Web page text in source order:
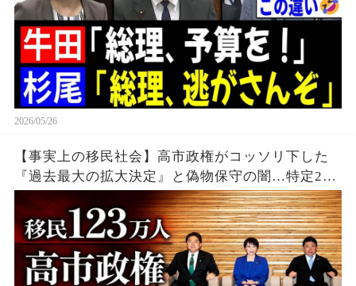
2026/05/26
【事実上の移民社会】高市政権がコッソリ下した
『過去最大の拡大決定』と偽物保守の闇…特定2号
が1年で9倍激増の衝撃データを暴露する。